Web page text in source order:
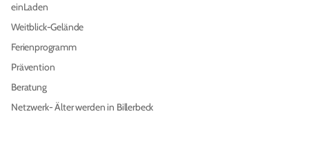
einLaden
Weitblick-Gelände
Ferienprogramm
Prävention
Beratung
Netzwerk- Älter werden in Billerbeck